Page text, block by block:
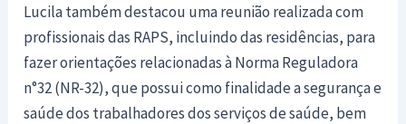
Lucila também destacou uma reunião realizada com
profissionais das RAPS, incluindo das residências, para
fazer orientações relacionadas à Norma Reguladora
n°32 (NR-32), que possui como finalidade a segurança e
saúde dos trabalhadores dos serviços de saúde, bem